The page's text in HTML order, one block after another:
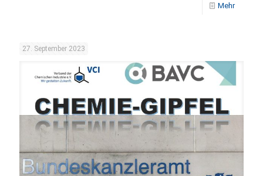
Mehr
27. September 2023